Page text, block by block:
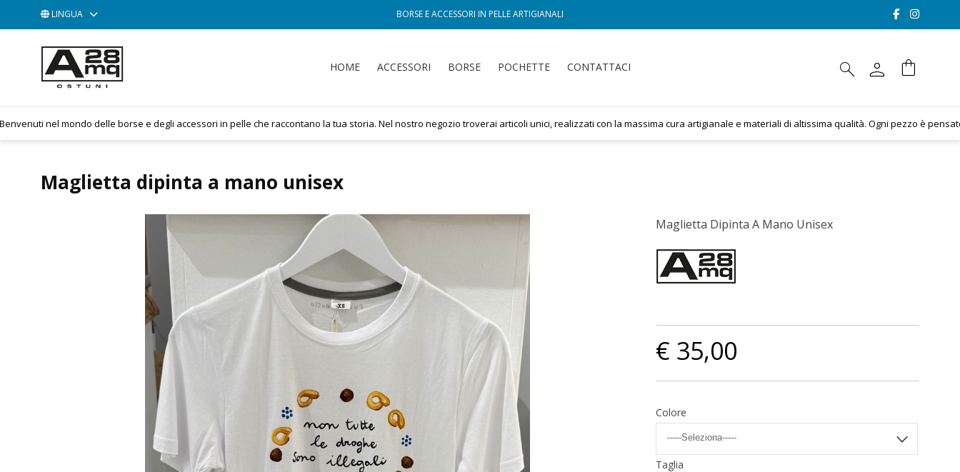
ACCESSORI
BORSE
LINGUA BORSE E ACCESSORI IN PELLE ARTIGIANALI
search person shopping_bag
HOME ACCESSORI BORSE POCHETTE CONTATTACI
nel mondo delle borse e degli accessori in pelle che raccontano la tua storia. Nel nostro negozio troverai articoli unici, realizzati con la massima cura artigianale e materiali di altissima qualità. Ogni pezzo è pensato per
Maglietta dipinta a mano unisex
Maglietta Dipinta A Mano Unisex
€ 35,00
Colore
Taglia